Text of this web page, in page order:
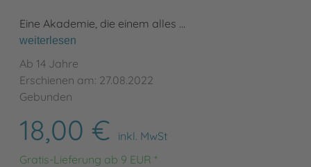
Eine Akademie, die einem alles …
weiterlesen
Ab 14 Jahre
Erschienen am: 27.08.2022
Gebunden
18,00 €
inkl. MwSt
Gratis-Lieferung ab 9 EUR *